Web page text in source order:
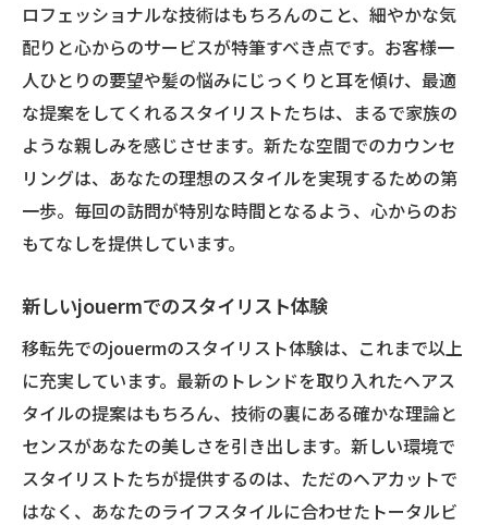
ロフェッショナルな技術はもちろんのこと、細やかな気
配りと心からのサービスが特筆すべき点です。お客様一
人ひとりの要望や髪の悩みにじっくりと耳を傾け、最適
な提案をしてくれるスタイリストたちは、まるで家族の
ような親しみを感じさせます。新たな空間でのカウンセ
リングは、あなたの理想のスタイルを実現するための第
一歩。毎回の訪問が特別な時間となるよう、心からのお
もてなしを提供しています。
新しいjouermでのスタイリスト体験
移転先でのjouermのスタイリスト体験は、これまで以上
に充実しています。最新のトレンドを取り入れたヘアス
タイルの提案はもちろん、技術の裏にある確かな理論と
センスがあなたの美しさを引き出します。新しい環境で
スタイリストたちが提供するのは、ただのヘアカットで
はなく、あなたのライフスタイルに合わせたトータルビ